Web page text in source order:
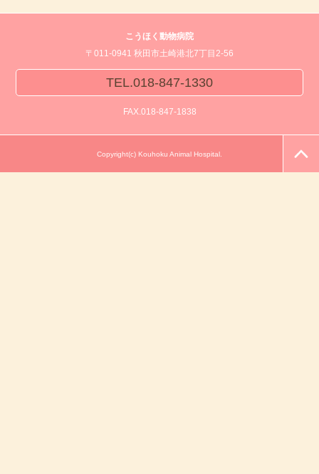
こうほく動物病院
〒011-0941 秋田市土崎港北7丁目2-56
TEL.018-847-1330
FAX.018-847-1838
Copyright(c) Kouhoku Animal Hospital.